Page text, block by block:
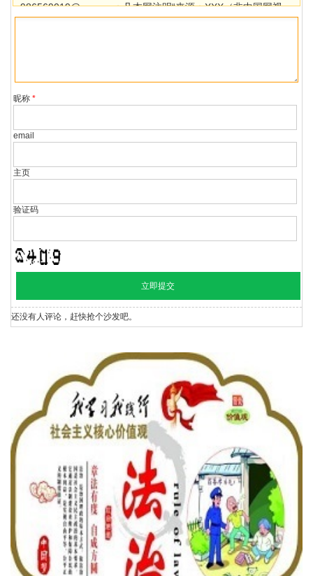
986569019@qq.com；凡本网注明“来源：XXX（非中国网视
台）”的作品，均转载自其它媒体，目的在于传播更多信息，其
昵称*
email
主页
验证码
还没有人评论，赶快抢个沙发吧。